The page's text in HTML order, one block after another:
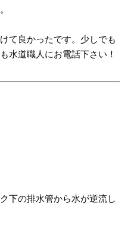
て良かったです。少しでも
水道職人にお電話下さい！
下の排水管から水が逆流し